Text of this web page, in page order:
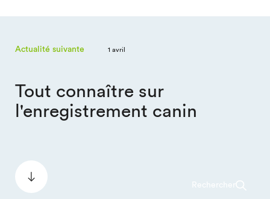
Rechercher
Actualité suivante 1 avril
Tout connaître sur
l'enregistrement canin